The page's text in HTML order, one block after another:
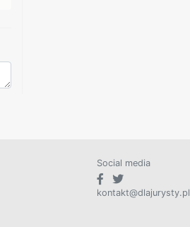
Social media
kontakt@dlajurysty.pl